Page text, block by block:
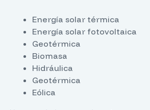
Energía solar térmica
Energía solar fotovoltaica
Geotérmica
Biomasa
Hidráulica
Geotérmica
Eólica